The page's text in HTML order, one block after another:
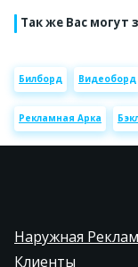
Так же Вас могут
Билборд Видеоборд
Рекламная Арка
Наружная
Клиенты